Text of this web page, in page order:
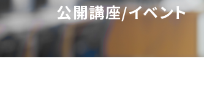
公開講座/イベント